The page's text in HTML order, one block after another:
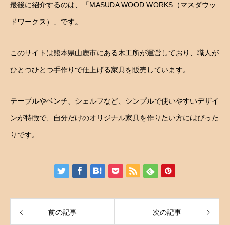
最後に紹介するのは、「MASUDA WOOD WORKS（マスダウッ
ドワークス）」です。
このサイトは熊本県山鹿市にある木工所が運営しており、職人が
ひとつひとつ手作りで仕上げる家具を販売しています。
テーブルやベンチ、シェルフなど、シンプルで使いやすいデザイ
ンが特徴で、自分だけのオリジナル家具を作りたい方にはぴった
りです。
前の記事 次の記事